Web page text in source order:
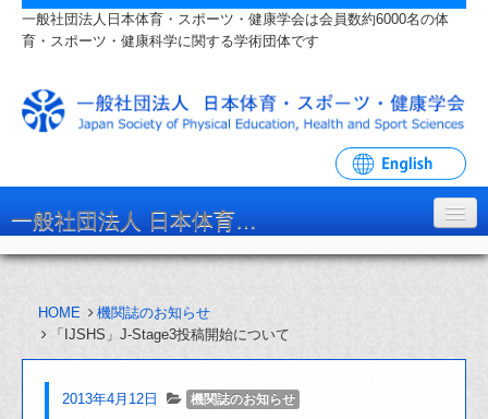
一般社団法人日本体育・スポーツ・健康学会は会員数約6000名の体
育・スポーツ・健康科学に関する学術団体です
一般社団法人 日本体育・スポーツ・健康学会
入会・各種手続
学会大会・研究会
リンク・関連団体
HOME
機関誌のお知らせ
「IJSHS」J-Stage3投稿開始について
2013年4月12日 機関誌のお知らせ